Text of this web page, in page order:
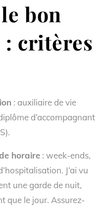
bon
critères
: auxiliaire de vie
d’accompagnant
horaire: week-ends,
J’ai vu
une garde de nuit,
que le jour. Assurez-